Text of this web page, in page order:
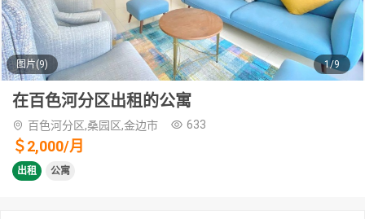
图片(9) 1/9
在百色河分区出租的公寓
百色河分区,桑园区,金边市 633
＄2,000/月
出租 公寓